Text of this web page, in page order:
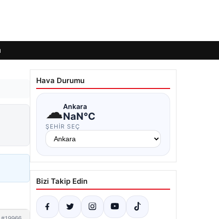
Hava Durumu
☁Ankara
NaN°C
ŞEHIR SEÇ
Bizi Takip Edin